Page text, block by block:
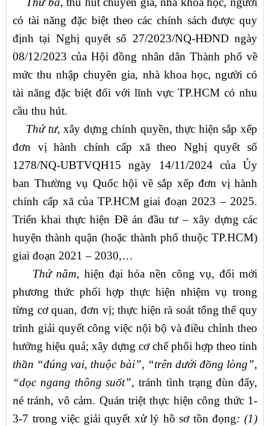
có tài năng đặc biệt theo các chính sách được quy
định tại Nghị quyết số 27/2023/NQ-HĐND ngày
08/12/2023 của Hội đồng nhân dân Thành phố về
mức thu nhập chuyên gia, nhà khoa học, người có
tài năng đặc biệt đối với lĩnh vực TP.HCM có nhu
cầu thu hút.
Thứ tư, xây dựng chính quyền, thực hiện sắp xếp
đơn vị hành chính cấp xã theo Nghị quyết số
1278/NQ-UBTVQH15 ngày 14/11/2024 của Ủy
ban Thường vụ Quốc hội về sắp xếp đơn vị hành
chính cấp xã của TP.HCM giai đoạn 2023 – 2025.
Triển khai thực hiện Đề án đầu tư – xây dựng các
huyện thành quận (hoặc thành phố thuộc TP.HCM)
giai đoạn 2021 – 2030,…
Thứ năm, hiện đại hóa nền công vụ, đổi mới
phương thức phối hợp thực hiện nhiệm vụ trong
từng cơ quan, đơn vị; thực hiện rà soát tổng thể quy
trình giải quyết công việc nội bộ và điều chỉnh theo
hướng hiệu quả; xây dựng cơ chế phối hợp theo tinh
thần “đúng vai, thuộc bài”, “trên dưới đồng lòng”,
“dọc ngang thông suốt”, tránh tình trạng đùn đẩy,
né tránh, vô cảm. Quán triệt thực hiện công thức 1-
3-7 trong việc giải quyết xử lý hồ sơ tồn đọng:(1)